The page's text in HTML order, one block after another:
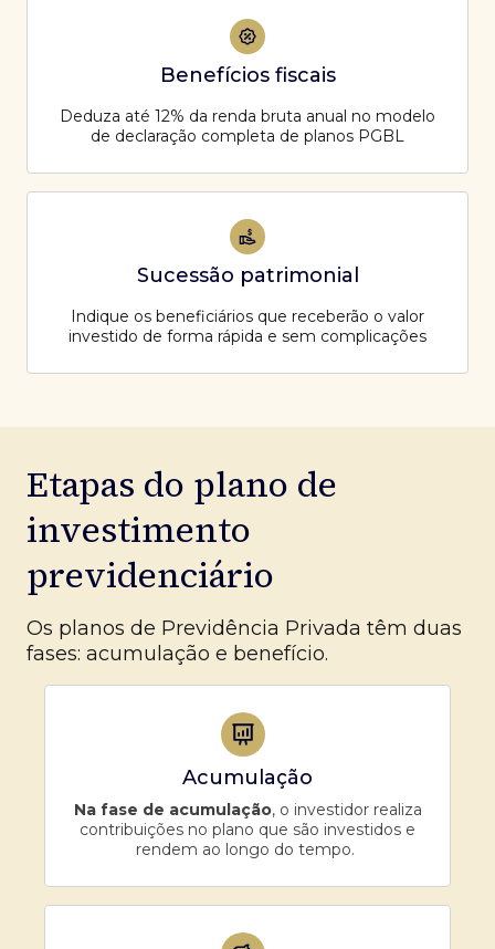
Benefícios fiscais
Deduza até 12% da renda bruta anual no modelo
de declaração completa de planos PGBL
Sucessão patrimonial
Indique os beneficiários que receberão o valor
investido de forma rápida e sem complicações
Etapas do plano de
investimento
previdenciário
Os planos de Previdência Privada têm duas
fases: acumulação e benefício.
Acumulação
Na fase de acumulação, o investidor realiza
contribuições no plano que são investidos e
rendem ao longo do tempo.